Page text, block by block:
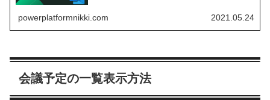
powerplatformnikki.com 2021.05.24
会議予定の一覧表示方法